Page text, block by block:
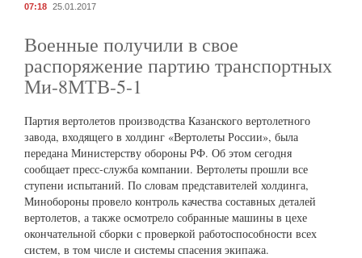
07:18 25.01.2017
Военные получили в свое
распоряжение партию транспортных
Ми-8МТВ-5-1
Партия вертолетов производства Казанского вертолетного
завода, входящего в холдинг «Вертолеты России», была
передана Министерству обороны РФ. Об этом сегодня
сообщает пресс-служба компании. Вертолеты прошли все
ступени испытаний. По словам представителей холдинга,
Минобороны провело контроль качества составных деталей
вертолетов, а также осмотрело собранные машины в цехе
окончательной сборки с проверкой работоспособности всех
систем, в том числе и системы спасения экипажа.